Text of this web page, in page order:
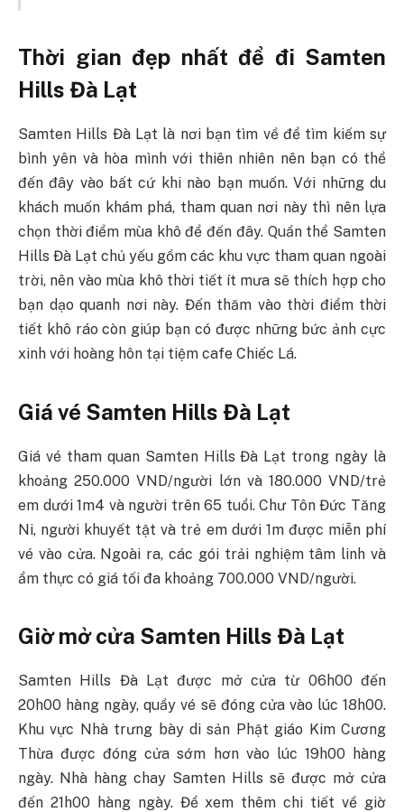
Thời gian đẹp nhất để đi Samten
Hills Đà Lạt
Samten Hills Đà Lạt là nơi bạn tìm về để tìm kiếm sự
bình yên và hòa mình với thiên nhiên nên bạn có thể
đến đây vào bất cứ khi nào bạn muốn. Với những du
khách muốn khám phá, tham quan nơi này thì nên lựa
chọn thời điểm mùa khô để đến đây. Quần thể Samten
Hills Đà Lạt chủ yếu gồm các khu vực tham quan ngoài
trời, nên vào mùa khô thời tiết ít mưa sẽ thích hợp cho
bạn dạo quanh nơi này. Đến thăm vào thời điểm thời
tiết khô ráo còn giúp bạn có được những bức ảnh cực
xinh với hoàng hôn tại tiệm cafe Chiếc Lá.
Giá vé Samten Hills Đà Lạt
Giá vé tham quan Samten Hills Đà Lạt trong ngày là
khoảng 250.000 VND/người lớn và 180.000 VND/trẻ
em dưới 1m4 và người trên 65 tuổi. Chư Tôn Đức Tăng
Ni, người khuyết tật và trẻ em dưới 1m được miễn phí
vé vào cửa. Ngoài ra, các gói trải nghiệm tâm linh và
ẩm thực có giá tối đa khoảng 700.000 VND/người.
Giờ mở cửa Samten Hills Đà Lạt
Samten Hills Đà Lạt được mở cửa từ 06h00 đến
20h00 hàng ngày, quầy vé sẽ đóng cửa vào lúc 18h00.
Khu vực Nhà trưng bày di sản Phật giáo Kim Cương
Thừa được đóng cửa sớm hơn vào lúc 19h00 hàng
ngày. Nhà hàng chay Samten Hills sẽ được mở cửa
đến 21h00 hàng ngày. Để xem thêm chi tiết về giờ